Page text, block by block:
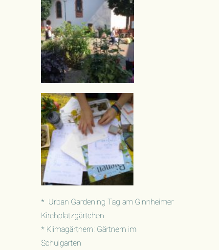
* Urban Gardening Tag am Ginnheimer
Kirchplatzgärtchen
* Klimagärtnern: Gärtnern im
Schulgarten